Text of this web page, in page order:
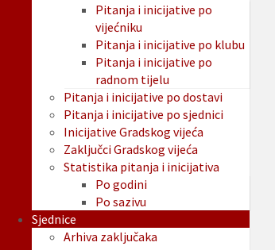
Pitanja i inicijative po
vijećniku
Pitanja i inicijative po klubu
Pitanja i inicijative po
radnom tijelu
Pitanja i inicijative po dostavi
Pitanja i inicijative po sjednici
Inicijative Gradskog vijeća
Zaključci Gradskog vijeća
Statistika pitanja i inicijativa
Po godini
Po sazivu
Sjednice
Arhiva zaključaka